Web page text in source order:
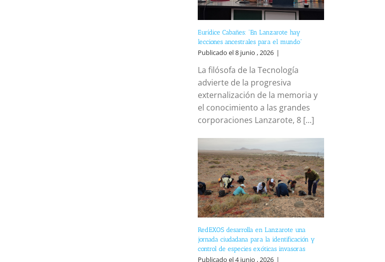
Eurídice Cabañes: “En Lanzarote hay
lecciones ancestrales para el mundo”
Publicado el 8 junio , 2026 |
La filósofa de la Tecnología
advierte de la progresiva
externalización de la memoria y
el conocimiento a las grandes
corporaciones Lanzarote, 8 [...]
RedEXOS desarrolla en Lanzarote una
jornada ciudadana para la identificación y
control de especies exóticas invasoras
Publicado el 4 junio , 2026 |